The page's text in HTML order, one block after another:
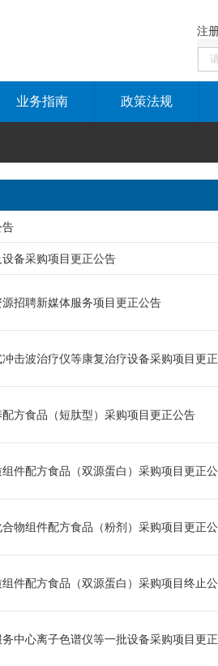
注
业务指南 政策法规
告
备采购项目更正公告
招聘新媒体服务项目更正公告
击波治疗仪等康复治疗设备采购项目更
方食品（短肽型）采购项目更正公告
件配方食品（双源蛋白）采购项目更正
物组件配方食品（粉剂）采购项目更正
件配方食品（双源蛋白）采购项目终止
中心离子色谱仪等一批设备采购项目更